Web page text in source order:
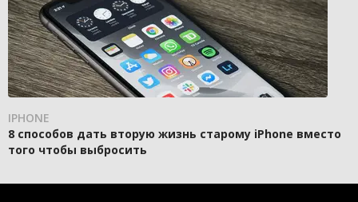
IPHONE
8 способов дать вторую жизнь старому iPhone вместо
того чтобы выбросить